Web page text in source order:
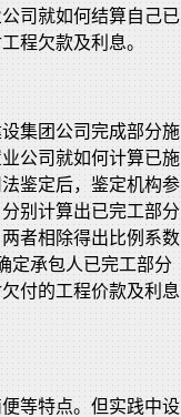
司就如何结算自己已
程欠款及利息。
集团公司完成部分施
公司就如何计算已施
鉴定后，鉴定机构参
别计算出已完工部分
者相除得出比例系数
定承包人已完工部分
付的工程价款及利息
等特点。但实践中设